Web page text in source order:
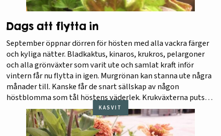
Dags att flytta in
September öppnar dörren för hösten med alla vackra färger
och kyliga nätter. Bladkaktus, kinaros, krukros, pelargoner
och alla grönväxter som varit ute och samlat kraft inför
vintern får nu flytta in igen. Murgrönan kan stanna ute några
månader till. Kanske får de snart sällskap av någon
höstblomma som tål höstens väderlek. Krukväxterna putsas
på vissna…
KASVIT